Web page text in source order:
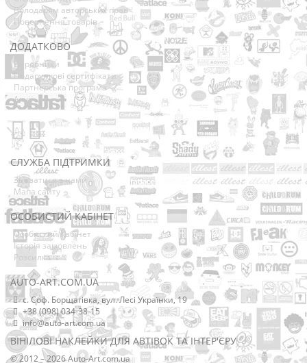
Володарям авторських прав
Повернення товарів
ДОДАТКОВО
Виробники
Подарункові сертифікати
Партнерська програма
Акції
СЛУЖБА ПІДТРИМКИ
Зв’язатися з нами
Мапа сайту
ОСОБИСТИЙ КАБІНЕТ
Особистий Кабінет
Історія замовлень
Розсилка
AUTO-ART.COM.UA
с. Соф. Борщагівка, вул. Лесі Українки, 19
+38 (098) 034-38-15
info@auto-art.com.ua
ВІНІЛОВІ НАКЛЕЙКИ ДЛЯ АВТІВОК ТА ІНТЕР'ЄРУ
© 2012 – 2026 Auto-Art.com.ua